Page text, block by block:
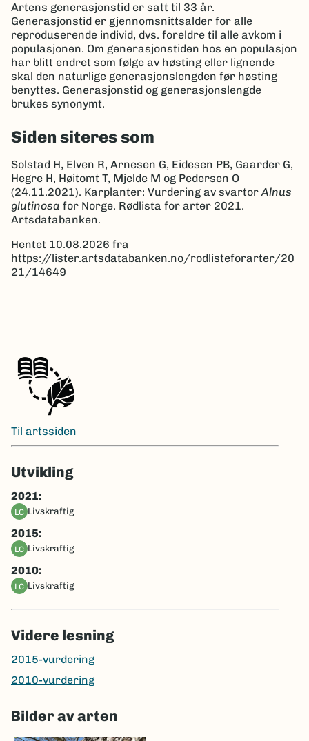
Artens generasjonstid er satt til 33 år.
Generasjonstid er gjennomsnittsalder for alle
reproduserende individ, dvs. foreldre til alle avkom i
populasjonen. Om generasjonstiden hos en populasjon
har blitt endret som følge av høsting eller lignende
skal den naturlige generasjonslengden før høsting
benyttes. Generasjonstid og generasjonslengde
brukes synonymt.
Siden siteres som
Solstad H, Elven R, Arnesen G, Eidesen PB, Gaarder G,
Hegre H, Høitomt T, Mjelde M og Pedersen O
(24.11.2021). Karplanter: Vurdering av svartorAlnus
glutinosa for Norge. Rødlista for arter 2021.
Artsdatabanken.
Hentet 10.08.2026 fra
https://lister.artsdatabanken.no/rodlisteforarter/20
21/14649
Til artssiden
Utvikling
2021:
LC livskraftig
2015:
LC livskraftig
2010:
LC livskraftig
Videre lesning
2015-vurdering
2010-vurdering
Bilder av arten